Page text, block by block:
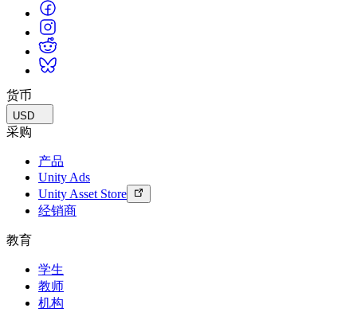
用户获取
被发现并获取移动用户
管理跨门店和D2C渠道的IAP（应用内购买）
商业化
通过 Unity 投放广告
使用案例
移动游戏
使用 Unity 打造移动端爆款游戏
独立游戏
小团队也能做出大游戏
汽车
提升创新能力和车内体验
查看所有行业
最佳实践指南
专家提示和技巧
演示
演示、示例和构建模块
所有资源
新增功能
博客
更新、信息和技术提示
新闻
新闻、故事和新闻中心
对于学生
开启您的职业生涯
增强您的教学
教育资助许可证
认证
证明您的Unity精通
货币
USD
采购
产品
Unity Ads
Unity Asset Store
经销商
教育
学生
教师
机构